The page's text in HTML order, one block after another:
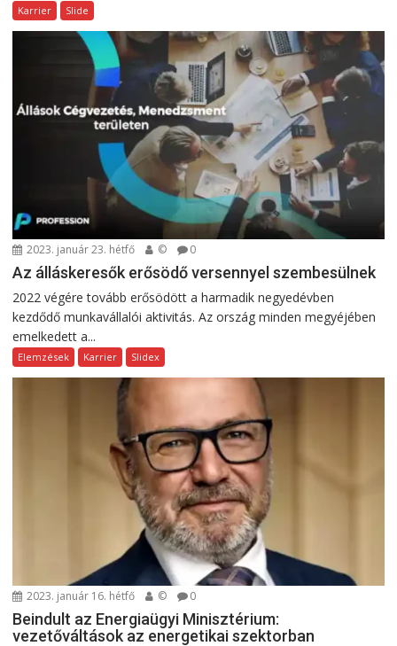
Karrier Slide
2023. január 23. hétfő © 0
Az álláskeresők erősödő versennyel szembesülnek
2022 végére tovább erősödött a harmadik negyedévben
kezdődő munkavállalói aktivitás. Az ország minden megyéjében
emelkedett a...
Elemzések Karrier Slidex
2023. január 16. hétfő © 0
Beindult az Energiaügyi Minisztérium:
vezetőváltások az energetikai szektorban